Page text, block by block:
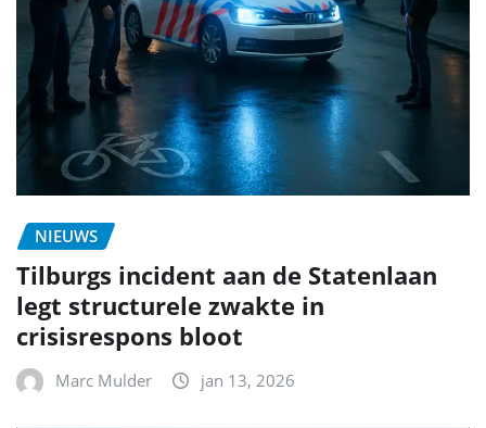
NIEUWS
Tilburgs incident aan de Statenlaan
legt structurele zwakte in
crisisrespons bloot
Marc Mulder jan 13, 2026